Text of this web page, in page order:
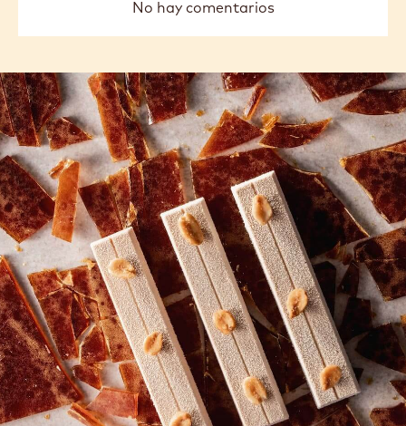
No hay comentarios